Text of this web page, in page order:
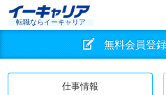
転職ならイーキャリア
無料会員登
仕事情報